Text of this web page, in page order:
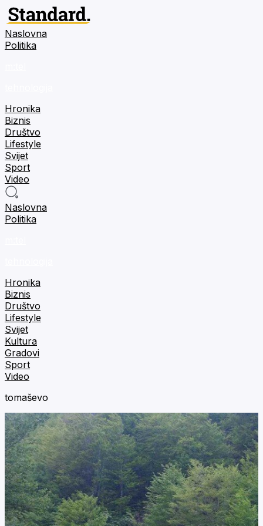
Naslovna
Politika
Hronika
Biznis
Društvo
Lifestyle
Svijet
Sport
Video
Naslovna
Politika
Hronika
Biznis
Društvo
Lifestyle
Svijet
Kultura
Gradovi
Sport
Video
tomaševo